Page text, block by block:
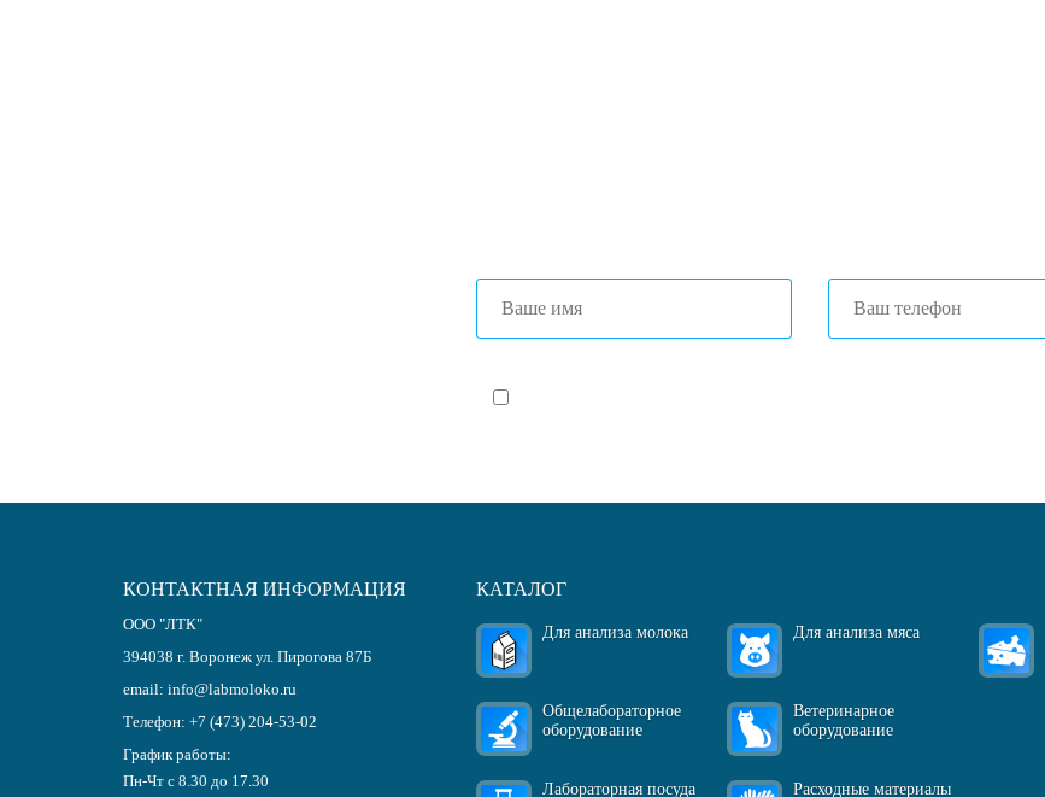
КОНТАКТНАЯ ИНФОРМАЦИЯ
ООО "ЛТК"
394038 г. Воронеж ул. Пирогова 87Б
email: info@labmoloko.ru
Телефон: +7 (473) 204-53-02
График работы:
Пн-Чт с 8.30 до 17.30
КАТАЛОГ
Для анализа молока Для анализа мяса
Общелабораторное
оборудование
Ветеринарное
оборудование
Лабораторная посуда Расходные материалы